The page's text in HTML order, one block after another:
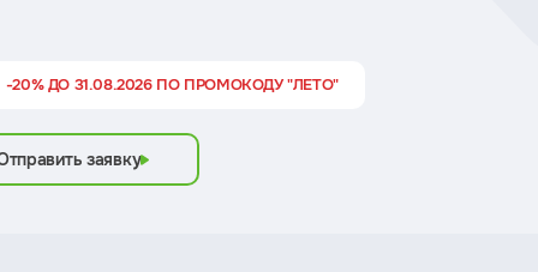
20% ДО 31.08.2026 ПО ПРОМОКОДУ "ЛЕТО"
заявку